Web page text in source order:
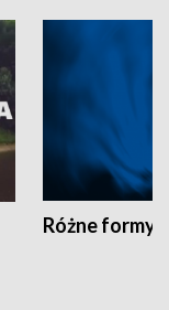
Różne formy